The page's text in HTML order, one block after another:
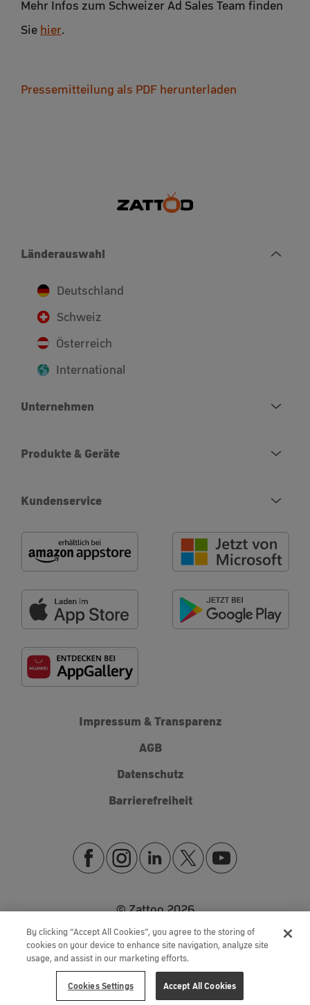
Mehr Infos zum Schweizer Ad Sales Team finden
Sie hier.
Pressemitteilung als PDF herunterladen
Länderauswahl
Deutschland
Schweiz
Österreich
International
Unternehmen
Produkte & Geräte
Kundenservice
Impressum & Transparenz
AGB
Datenschutz
Barrierefreiheit
© Zattoo2026
By clicking “Accept All Cookies”, you agree to the storing of
cookies on your device to enhance site navigation, analyze site
usage, and assist in our marketing efforts.
Cookies Settings Accept All Cookies